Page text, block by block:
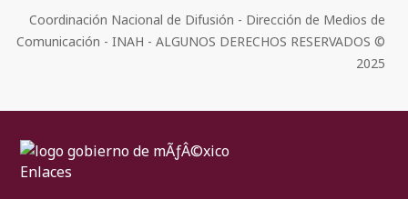
Coordinación Nacional de Difusión - Dirección de Medios de
Comunicación - INAH - ALGUNOS DERECHOS RESERVADOS ©
2025
Enlaces